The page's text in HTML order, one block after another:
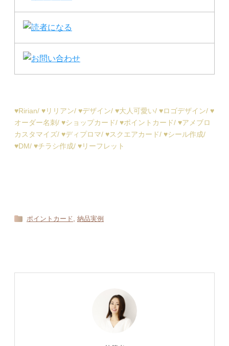
♥︎Ririan/ ♥︎リリアン/ ♥︎デザイン/ ♥︎大人可愛い/ ♥︎ロゴデザイン/ ♥︎
オーダー名刺/ ♥︎ショップカード/ ♥︎ポイントカード/ ♥︎アメブロ
カスタマイズ/ ♥︎ディプロマ/ ♥︎スクエアカード/ ♥︎シール作成/
♥︎DM/ ♥︎チラシ作成/ ♥︎リーフレット
ポイントカード 納品実例